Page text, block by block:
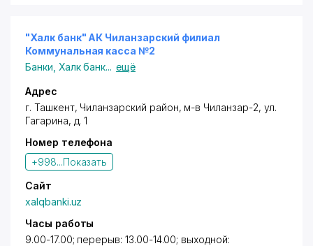
"Халк банк" АК Чиланзарский филиал
Коммунальная касса №2
Банки Халк банк... ещё
Адрес
г. Ташкент, Чиланзарский район, м-в Чиланзар-2, ул.
Гагарина, д. 1
Номер телефона
+998...Показать
Сайт
xalqbanki.uz
Часы работы
9.00-17.00; перерыв: 13.00-14.00; выходной: